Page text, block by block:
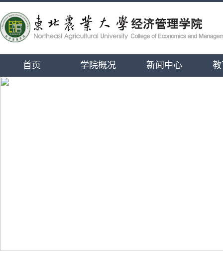
首页 学院概况 新闻中心